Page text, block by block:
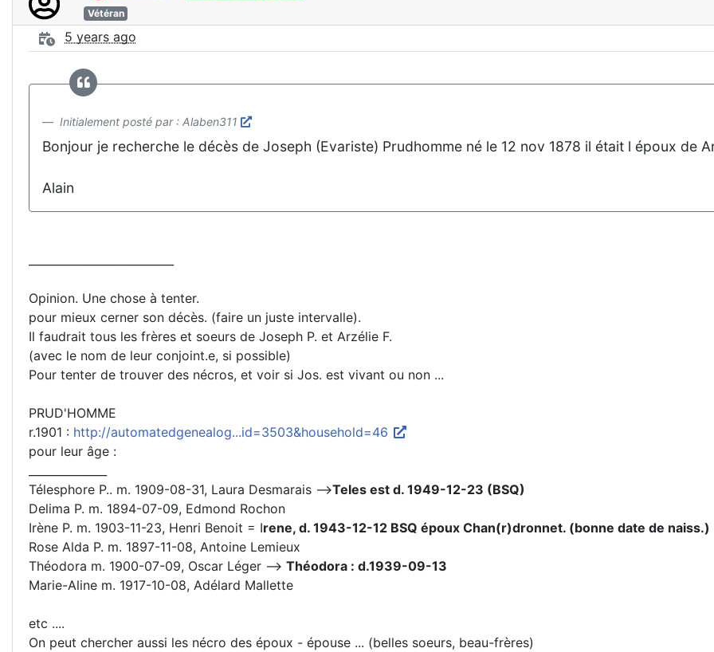
Vétéran
5 years ago
Initialement posté par : Alaben311
Bonjour je recherche le décès de Joseph (Evariste) Prudhomme né le 12 nov 1878 il était l époux de
Alain
Opinion. Une chose à tenter.
pour mieux cerner son décès. (faire un juste intervalle).
Il faudrait tous les frères et soeurs de Joseph P. et Arzélie F.
(avec le nom de leur conjoint.e, si possible)
Pour tenter de trouver des nécros, et voir si Jos. est vivant ou non ...
PRUD'HOMME
r.1901 : http://automatedgenealog...id=3503&household=46
pour leur âge :
Télesphore P.. m. 1909-08-31, Laura Desmarais -->Teles est d. 1949-12-23 (BSQ)
Delima P. m. 1894-07-09, Edmond Rochon
Irène P. m. 1903-11-23, Henri Benoit = Irene, d. 1943-12-12 BSQ époux Chan(r)dronnet. (bonne date de naiss.)
Rose Alda P. m. 1897-11-08, Antoine Lemieux
Théodora m. 1900-07-09, Oscar Léger --> Théodora : d.1939-09-13
Marie-Aline m. 1917-10-08, Adélard Mallette
etc ....
On peut chercher aussi les nécro des époux - épouse ... (belles soeurs, beau-frères)